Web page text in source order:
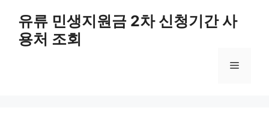
유류 민생지원금 2차 신청기간 사
용처 조회
메